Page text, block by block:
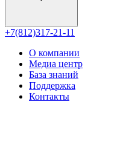
+7(812)317-21-11
О компании
Медиа центр
База знаний
Поддержка
Контакты